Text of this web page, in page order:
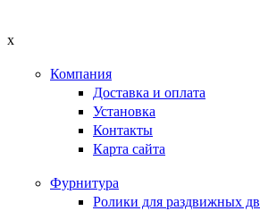
x
Компания
Доставка и оплата
Установка
Контакты
Карта сайта
Фурнитура
Ролики для раздвижных